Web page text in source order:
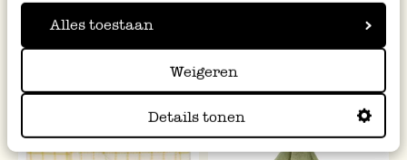
Alles toestaan
Weigeren
Details tonen